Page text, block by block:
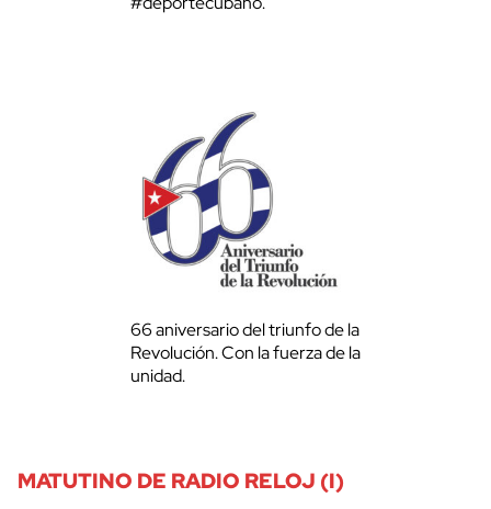
66 aniversario del triunfo de la
Revolución. Con la fuerza de la
unidad.
MATUTINO DE RADIO RELOJ (I)